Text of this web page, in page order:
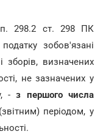
298.2 ст. 298 ПК
зобов'язані
зборів, визначених
не зазначених у
-з першого числа
періодом, у